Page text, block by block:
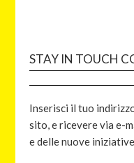
STAY IN TOUCH
Inserisci il tuo
sito, e ricevere via e-
e delle nuove iniziative